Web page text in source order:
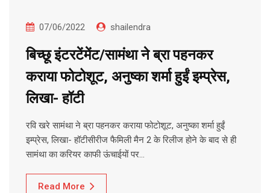
07/06/2022 shailendra
बिच्छू इंटरटेंमेंट/सामंथा ने ब्रा पहनकर
कराया फोटोशूट, अनुष्का शर्मा हुईं इम्प्रेस,
लिखा- हॉटी
रवि खरे सामंथा ने ब्रा पहनकर कराया फोटोशूट, अनुष्का शर्मा हुईं
इम्प्रेस, लिखा- हॉटीसीरीज फैमिली मैन 2 के रिलीज होने के बाद से ही
सामंथा का करियर काफी ऊंचाईयों पर…
Read More